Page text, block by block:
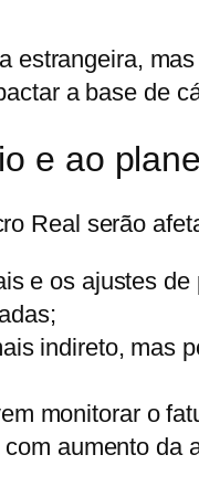
estrangeira,
a base de
e ao
Real serão
e os ajustes
indireto, mas
monitorar o
aumento da